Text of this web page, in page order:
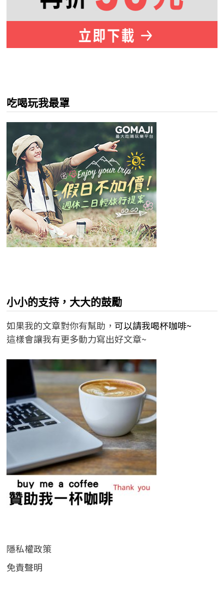
吃喝玩我最罩
小小的支持，大大的鼓勵
如果我的文章對你有幫助， 可以請我喝杯咖啡~
這樣會讓我有更多動力寫出好文章~
隱私權政策
免責聲明